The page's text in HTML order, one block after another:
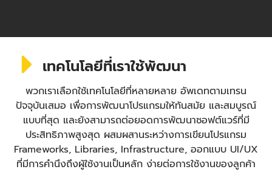
เทคโนโลยีที่เราใช้พัฒนา
พวกเราเลือกใช้เทคโนโลยีที่หลายหลาย อัพเดทตามเทรน
ปัจจุบันเสมอ เพื่อการพัฒนาโปรแกรมให้ทันสมัย และสมบูรณ์
แบบที่สุด และยังสามารถต่อยอดการพัฒนาซอฟต์แวร์ที่มี
ประสิทธิภาพสูงสุด ผสมผสานระหว่างการเขียนโปรแกรม
Frameworks, Libraries, Infrastructure, ออกแบบ UI/UX
ที่มีการคำนึงถึงผู้ใช้งานเป็นหลัก ง่ายต่อการใช้งานของลูกค้า